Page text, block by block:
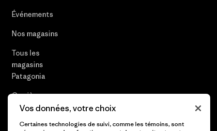
Événements
Nos magasins
Tous les
magasins
Patagonia
Carrières
Vos données, votre choix
Certaines technologies de suivi, comme les témoins, sont